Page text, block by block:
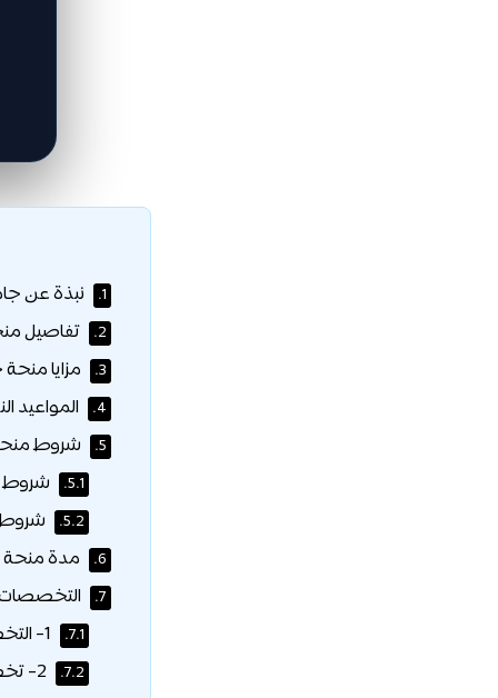
1. نبذة عن
2. تفاصيل
3. مزايا
4. المواعيد
5. شروط
5.1. شروط
5.2. شروط
6. مدة
7.
7.1.
7.2.